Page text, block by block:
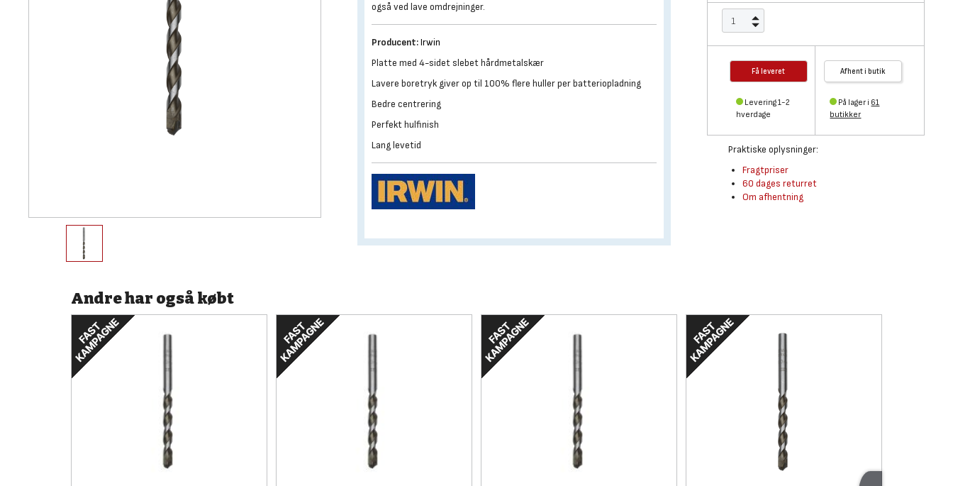
Få leveret
Levering 1-2
hverdage
Afhent i butik
På lager i 61
butikker
Praktiske oplysninger:
Fragtpriser
60 dages returret
Om afhentning
også ved lave omdrejninger.
Producent:Irwin
Platte med 4-sidet slebet hårdmetalskær
Lavere boretryk giver op til 100% flere huller per batteriopladning
Bedre centrering
Perfekt hulfinish
Lang levetid
Andre har også købt